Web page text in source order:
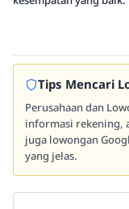
Tips Mencari
Perusahaan dan
informasi rekening,
juga lowongan
yang jelas.